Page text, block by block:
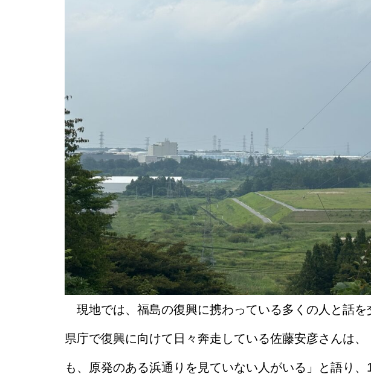
現地では、福島の復興に携わっている多くの人と話を
県庁で復興に向けて日々奔走している佐藤安彦さんは
も、原発のある浜通りを見ていない人がいる」と語り